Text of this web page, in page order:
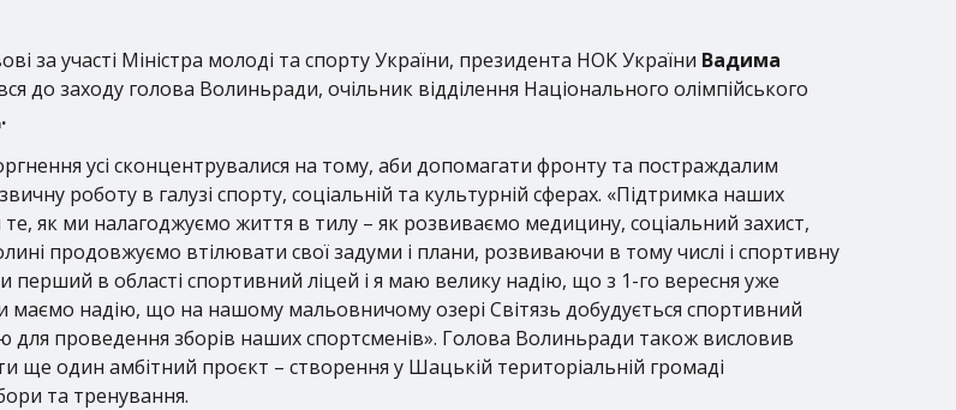
за участі Міністра молоді та спорту України, президента НОК України Вадима
до заходу голова Волиньради, очільник відділення Національного олімпійського
усі сконцентрувалися на тому, аби допомагати фронту та постраждалим
роботу в галузі спорту, соціальній та культурній сферах. «Підтримка наших
як ми налагоджуємо життя в тилу – як розвиваємо медицину, соціальний захист,
продовжуємо втілювати свої задуми і плани, розвиваючи в тому числі і спортивну
в області спортивний ліцей і я маю велику надію, що з 1-го вересня уже
маємо надію, що на нашому мальовничому озері Світязь добудується спортивний
для проведення зборів наших спортсменів». Голова Волиньради також висловив
ще один амбітний проєкт – створення у Шацькій територіальній громаді
та тренування.